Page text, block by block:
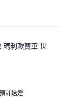
利歐賽車 世
預計送達